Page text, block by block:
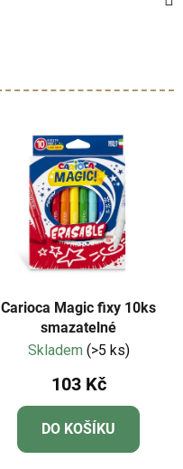
Carioca Magic fixy 10ks
smazatelné
Skladem (>5 ks)
103 Kč
DO KOŠÍKU